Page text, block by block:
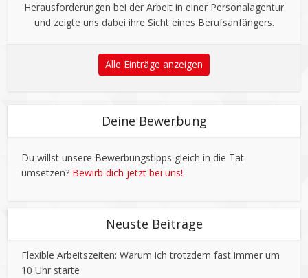
Herausforderungen bei der Arbeit in einer Personalagentur
und zeigte uns dabei ihre Sicht eines Berufsanfängers.
Alle Einträge anzeigen
Deine Bewerbung
Du willst unsere Bewerbungstipps gleich in die Tat
umsetzen? Bewirb dich jetzt bei uns!
Neuste Beiträge
Flexible Arbeitszeiten: Warum ich trotzdem fast immer um
10 Uhr starte